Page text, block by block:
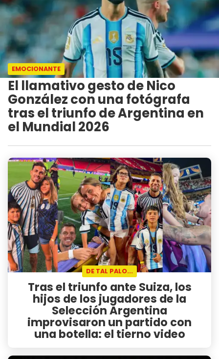
EMOCIONANTE
El llamativo gesto de Nico
González con una fotógrafa
tras el triunfo de Argentina en
el Mundial 2026
DE TAL PALO...
Tras el triunfo ante Suiza, los
hijos de los jugadores de la
Selección Argentina
improvisaron un partido con
una botella: el tierno video